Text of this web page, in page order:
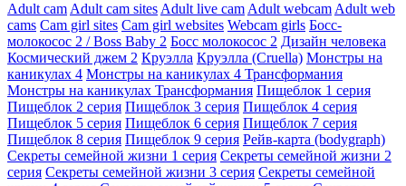
Adult camAdult cam sitesAdult live camAdult webcamAdult web
cams Cam girl sites Cam girl websites Webcam girls Босс-
молокосос 2 / Boss Baby 2 Босс молокосос 2 Дизайн человека
Космический джем 2 Круэлла Круэлла (Cruella) Монстры на
каникулах 4 Монстры на каникулах 4 Трансформания
Монстры на каникулах Трансформания Пищеблок 1 серия
Пищеблок 2 серия Пищеблок 3 серия Пищеблок 4 серия
Пищеблок 5 серия Пищеблок 6 серия Пищеблок 7 серия
Пищеблок 8 серия Пищеблок 9 серия Рейв-карта (bodygraph)
Секреты семейной жизни 1 серия Секреты семейной жизни 2
серия Секреты семейной жизни 3 серия Секреты семейной